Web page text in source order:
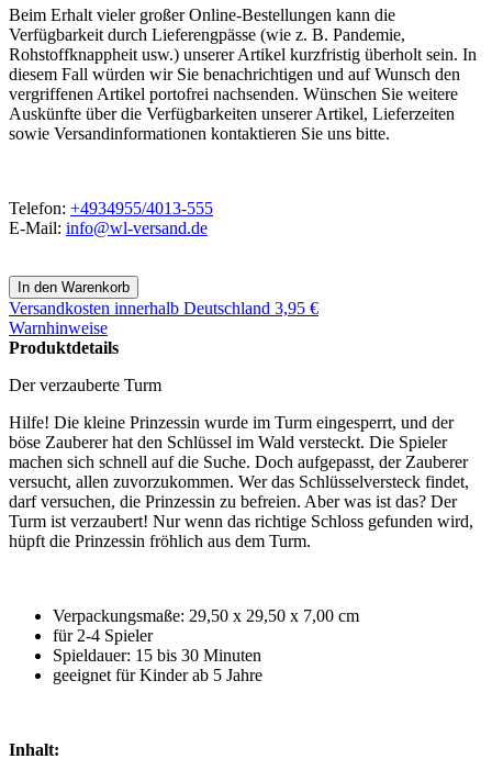
Beim Erhalt vieler großer Online-Bestellungen kann die
Verfügbarkeit durch Lieferengpässe (wie z. B. Pandemie,
Rohstoffknappheit usw.) unserer Artikel kurzfristig überholt sein. In
diesem Fall würden wir Sie benachrichtigen und auf Wunsch den
vergriffenen Artikel portofrei nachsenden. Wünschen Sie weitere
Auskünfte über die Verfügbarkeiten unserer Artikel, Lieferzeiten
sowie Versandinformationen kontaktieren Sie uns bitte.
Telefon: +4934955/4013-555
E-Mail: info@wl-versand.de
Versandkosten innerhalb Deutschland 3,95 €
Warnhinweise
Produktdetails
Der verzauberte Turm
Hilfe! Die kleine Prinzessin wurde im Turm eingesperrt, und der
böse Zauberer hat den Schlüssel im Wald versteckt. Die Spieler
machen sich schnell auf die Suche. Doch aufgepasst, der Zauberer
versucht, allen zuvorzukommen. Wer das Schlüsselversteck findet,
darf versuchen, die Prinzessin zu befreien. Aber was ist das? Der
Turm ist verzaubert! Nur wenn das richtige Schloss gefunden wird,
hüpft die Prinzessin fröhlich aus dem Turm.
Verpackungsmaße: 29,50 x 29,50 x 7,00 cm
für 2-4 Spieler
Spieldauer: 15 bis 30 Minuten
geeignet für Kinder ab 5 Jahre
Inhalt: